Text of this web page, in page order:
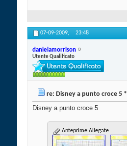
07-09-2009, 23:48
danielamorrison
Utente Qualificato
re: Disney a punto croce 5 *
Disney a punto croce 5
Anteprime Allegate